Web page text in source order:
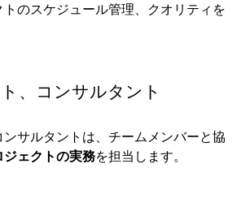
トのスケジュール管理、クオリティを
、コンサルタント
サルタントは、チームメンバーと協
ジェクトの実務を担当します。